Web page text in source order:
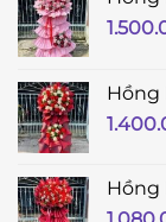
Hồng
Hồng